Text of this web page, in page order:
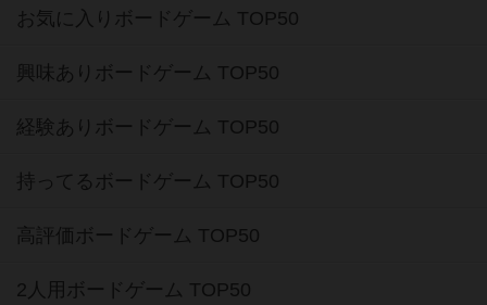
お気に入りボードゲーム TOP50
興味ありボードゲーム TOP50
経験ありボードゲーム TOP50
持ってるボードゲーム TOP50
高評価ボードゲーム TOP50
2人用ボードゲーム TOP50